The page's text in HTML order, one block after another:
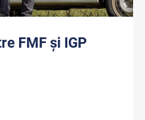
FMF și IGP